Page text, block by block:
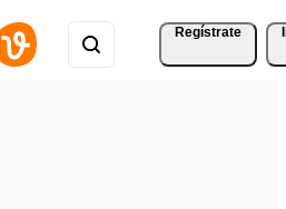
Regístrate